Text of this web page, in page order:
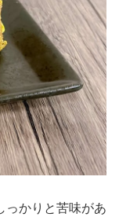
っかりと苦味があ